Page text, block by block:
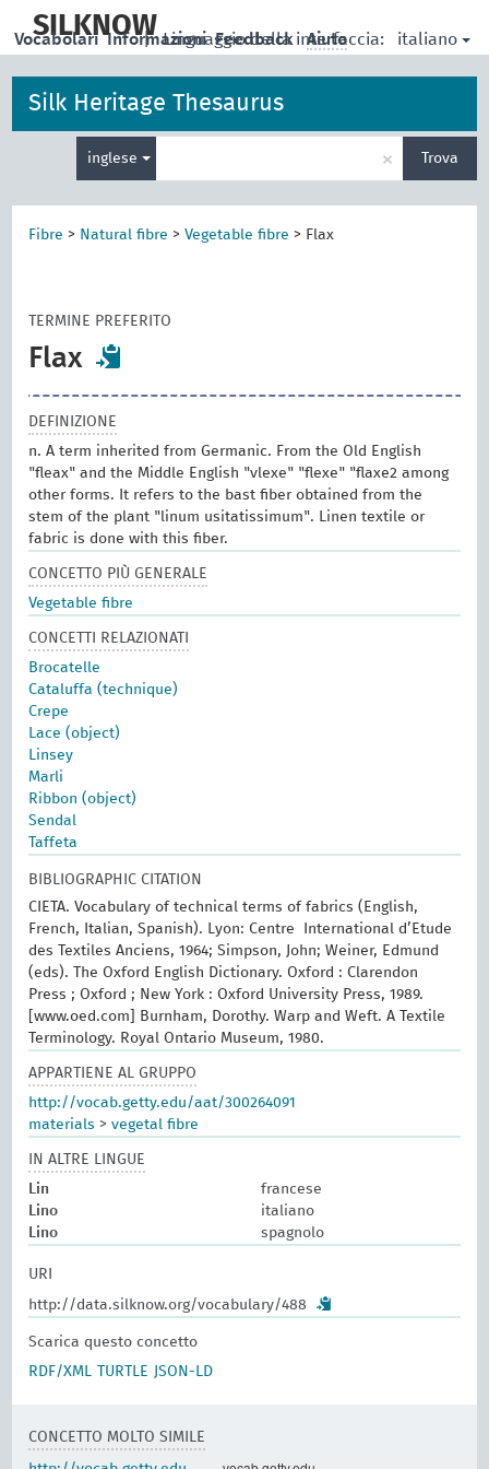
main
SILKNOW
| Linguaggio della interfaccia: italiano
Vocabolari Informazioni Feedback Aiuto
Silk Heritage Thesaurus
inglese
per
la
× Trova
Fibre > Natural fibre >Vegetable fibre > Flax
TERMINE PREFERITO
Flax
DEFINIZIONE
n. A term inherited from Germanic. From the Old English
"fleax" and the Middle English "vlexe" "flexe" "flaxe2 among
other forms. It refers to the bast fiber obtained from the
stem of the plant "linum usitatissimum". Linen textile or
fabric is done with this fiber.
CONCETTO PIÙ GENERALE
Vegetable fibre
CONCETTI RELAZIONATI
Brocatelle
Cataluffa (technique)
Crepe
Lace (object)
Linsey
Marli
Ribbon (object)
Sendal
Taffeta
BIBLIOGRAPHIC CITATION
CIETA. Vocabulary of technical terms of fabrics (English,
French, Italian, Spanish). Lyon: Centre International d’Etude
des Textiles Anciens, 1964; Simpson, John; Weiner, Edmund
(eds). The Oxford English Dictionary. Oxford : Clarendon
Press ; Oxford ; New York : Oxford University Press, 1989.
[www.oed.com] Burnham, Dorothy. Warp and Weft. A Textile
Terminology. Royal Ontario Museum, 1980.
APPARTIENE AL GRUPPO
http://vocab.getty.edu/aat/300264091
materials >vegetal fibre
IN ALTRE LINGUE
Lin
francese
Lino
italiano
Lino
spagnolo
URI
http://data.silknow.org/vocabulary/488
Scarica questo concetto
RDF/XML
TURTLE JSON-LD
CONCETTO MOLTO SIMILE